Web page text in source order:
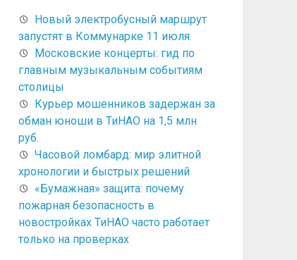
Новый электробусный маршрут
запустят в Коммунарке 11 июля
Московские концерты: гид по
главным музыкальным событиям
столицы
Курьер мошенников задержан за
обман юноши в ТиНАО на 1,5 млн
руб.
Часовой ломбард: мир элитной
хронологии и быстрых решений
«Бумажная» защита: почему
пожарная безопасность в
новостройках ТиНАО часто работает
только на проверках